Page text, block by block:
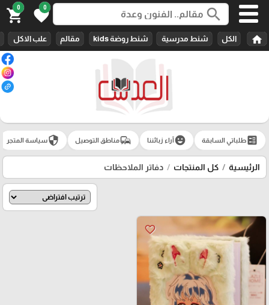
search
0
favorite
0
shopping_cart
home الكل شنط مدرسية شنط روضة kids مقالم علب الاكل
ballotطلباتي السابقة emoji_emotionsآراء زبائننا commuteمناطق التوصيل securityسياسة المتجر
الرئيسية كل المنتجات دفاتر الملاحظات
favorite_border